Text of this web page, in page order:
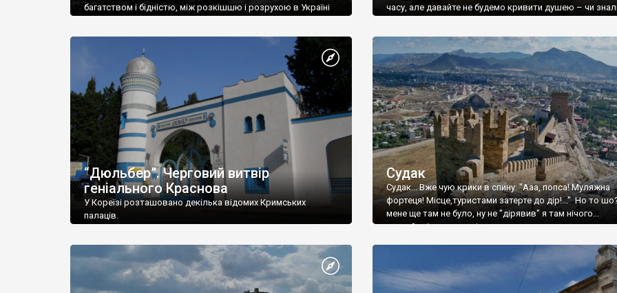
багатством і бідністю, між розкішшю і розрухою в Україні
часу, але давайте не будемо кривити душею – чи
“Дюльбер”. Черговий витвір
геніального Краснова
У Кореїзі розташовано декілька відомих Кримських
палаців.
Судак
Судак... Вже чую крики в спину: "Ааа, попса! Муляжна
фортеця! Місце,туристами затерте до дір!..." Но то
мене ще там не було, ну не "дірявив" я там нічого...
принаймні до цього літа.